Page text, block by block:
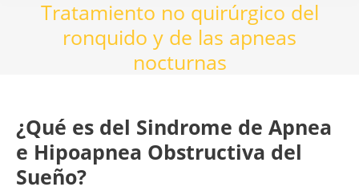
Tratamiento no quirúrgico del
ronquido y de las apneas
nocturnas
¿Qué es del Sindrome de Apnea
e Hipoapnea Obstructiva del
Sueño?